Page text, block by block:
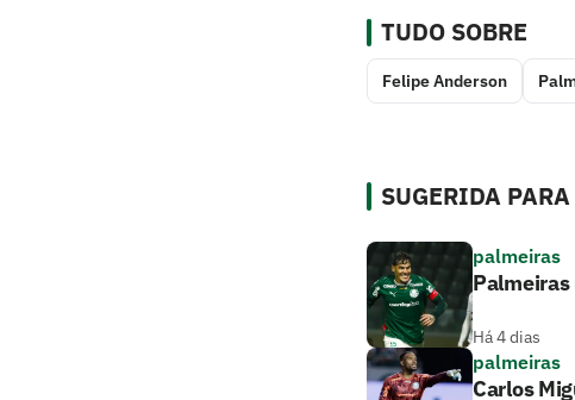
TUDO SOBRE
Felipe Anderson
SUGERIDA PARA
palmeiras
Palmeiras
Há 4 dias
palmeiras
Carlos